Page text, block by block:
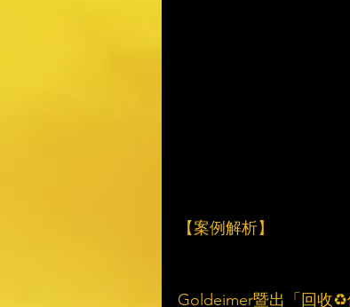
【案例解析】
Goldeimer暨出「回收♻